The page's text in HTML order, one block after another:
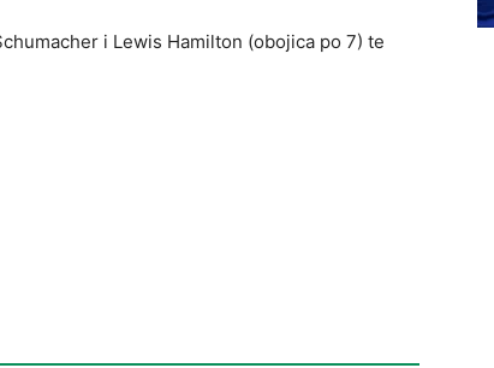
i Lewis Hamilton (obojica po 7) te